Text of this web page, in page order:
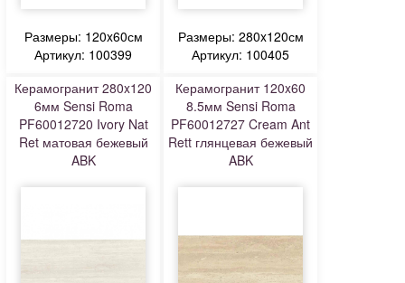
Размеры: 120x60см
Артикул: 100399
Размеры: 280x120см
Артикул: 100405
Керамогранит 280x120
6мм Sensi Roma
PF60012720 Ivory Nat
Ret матовая бежевый
ABK
Керамогранит 120x60
8.5мм Sensi Roma
PF60012727 Cream Ant
Rett глянцевая бежевый
ABK